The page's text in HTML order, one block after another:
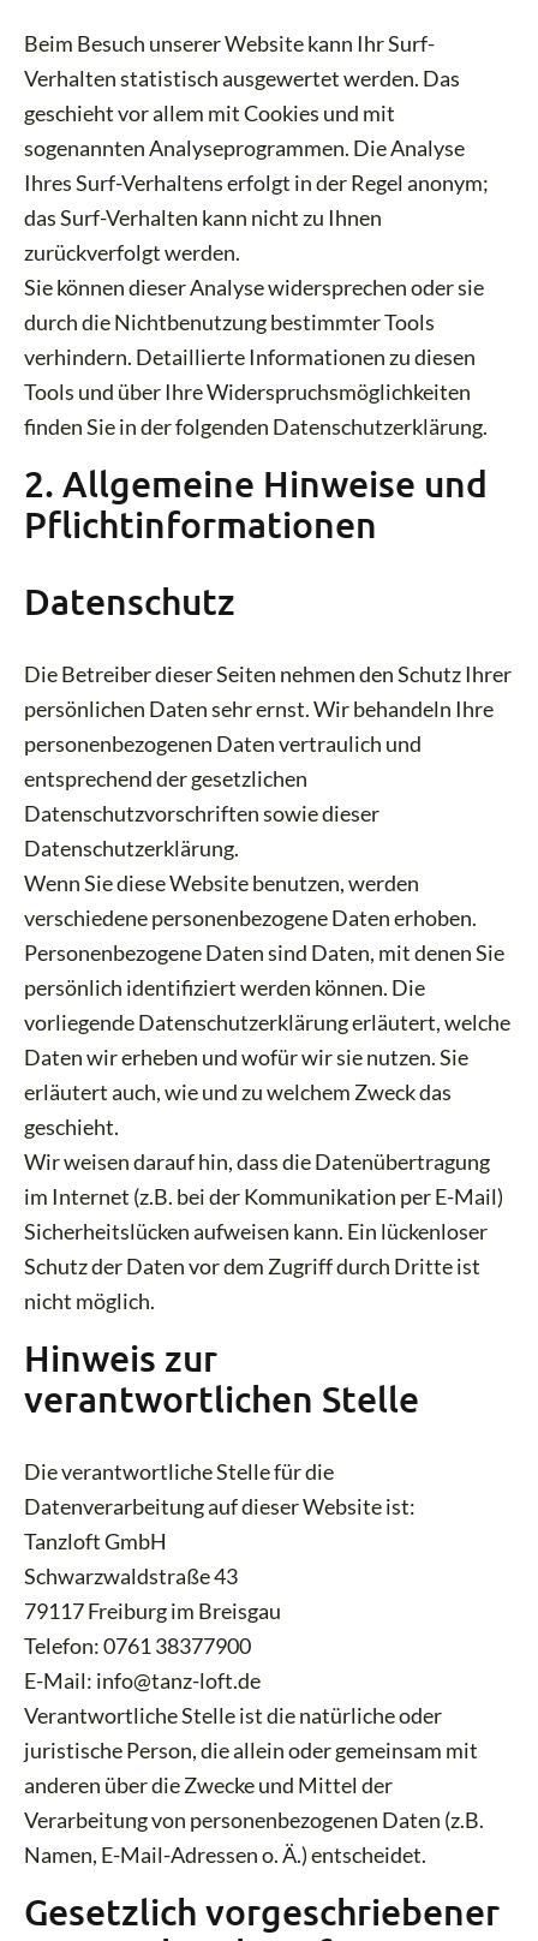
Beim Besuch unserer Website kann Ihr Surf-
Verhalten statistisch ausgewertet werden. Das
geschieht vor allem mit Cookies und mit
sogenannten Analyseprogrammen. Die Analyse
Ihres Surf-Verhaltens erfolgt in der Regel anonym;
das Surf-Verhalten kann nicht zu Ihnen
zurückverfolgt werden.
Sie können dieser Analyse widersprechen oder sie
durch die Nichtbenutzung bestimmter Tools
verhindern. Detaillierte Informationen zu diesen
Tools und über Ihre Widerspruchsmöglichkeiten
finden Sie in der folgenden Datenschutzerklärung.
2. Allgemeine Hinweise und
Pflichtinformationen
Datenschutz
Die Betreiber dieser Seiten nehmen den Schutz Ihrer
persönlichen Daten sehr ernst. Wir behandeln Ihre
personenbezogenen Daten vertraulich und
entsprechend der gesetzlichen
Datenschutzvorschriften sowie dieser
Datenschutzerklärung.
Wenn Sie diese Website benutzen, werden
verschiedene personenbezogene Daten erhoben.
Personenbezogene Daten sind Daten, mit denen Sie
persönlich identifiziert werden können. Die
vorliegende Datenschutzerklärung erläutert, welche
Daten wir erheben und wofür wir sie nutzen. Sie
erläutert auch, wie und zu welchem Zweck das
geschieht.
Wir weisen darauf hin, dass die Datenübertragung
im Internet (z.B. bei der Kommunikation per E-Mail)
Sicherheitslücken aufweisen kann. Ein lückenloser
Schutz der Daten vor dem Zugriff durch Dritte ist
nicht möglich.
Hinweis zur
verantwortlichen Stelle
Die verantwortliche Stelle für die
Datenverarbeitung auf dieser Website ist:
Tanzloft GmbH
Schwarzwaldstraße 43
79117 Freiburg im Breisgau
Telefon: 0761 38377900
E-Mail: info@tanz-loft.de
Verantwortliche Stelle ist die natürliche oder
juristische Person, die allein oder gemeinsam mit
anderen über die Zwecke und Mittel der
Verarbeitung von personenbezogenen Daten (z.B.
Namen, E-Mail-Adressen o. Ä.) entscheidet.
Gesetzlich vorgeschriebener